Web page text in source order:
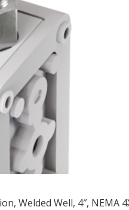
Welded Well, 4″, NEMA